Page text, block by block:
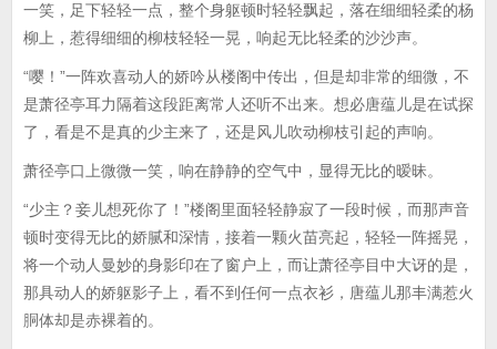
一笑，足下轻轻一点，整个身躯顿时轻轻飘起，落在细细轻柔的杨
柳上，惹得细细的柳枝轻轻一晃，响起无比轻柔的沙沙声。
“嘤！”一阵欢喜动人的娇吟从楼阁中传出，但是却非常的细微，不
是萧径亭耳力隔着这段距离常人还听不出来。想必唐蕴儿是在试探
了，看是不是真的少主来了，还是风儿吹动柳枝引起的声响。
萧径亭口上微微一笑，响在静静的空气中，显得无比的暧昧。
“少主？妾儿想死你了！”楼阁里面轻轻静寂了一段时候，而那声音
顿时变得无比的娇腻和深情，接着一颗火苗亮起，轻轻一阵摇晃，
将一个动人曼妙的身影印在了窗户上，而让萧径亭目中大讶的是，
那具动人的娇躯影子上，看不到任何一点衣衫，唐蕴儿那丰满惹火
胴体却是赤裸着的。